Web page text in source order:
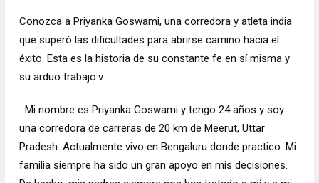
Conozca a Priyanka Goswami, una corredora y atleta india
que superó las dificultades para abrirse camino hacia el
éxito. Esta es la historia de su constante fe en sí misma y
su arduo trabajo.v
Mi nombre es Priyanka Goswami y tengo 24 años y soy
una corredora de carreras de 20 km de Meerut, Uttar
Pradesh. Actualmente vivo en Bengaluru donde practico. Mi
familia siempre ha sido un gran apoyo en mis decisiones.